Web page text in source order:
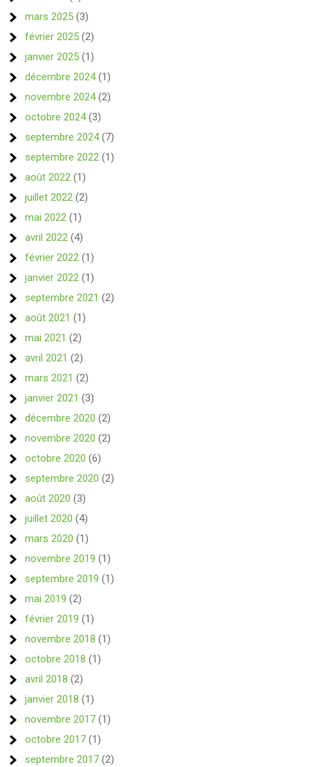
mars 2025 (3)
février 2025 (2)
janvier 2025 (1)
décembre 2024(1)
novembre 2024(2)
octobre 2024(3)
septembre 2024(7)
septembre 2022 (1)
août 2022 (1)
juillet 2022 (2)
mai 2022 (1)
avril 2022 (4)
février 2022 (1)
janvier 2022 (1)
septembre 2021 (2)
août 2021 (1)
mai 2021 (2)
avril 2021 (2)
mars 2021 (2)
janvier 2021 (3)
décembre 2020 (2)
novembre 2020 (2)
octobre 2020 (6)
septembre 2020 (2)
août 2020 (3)
juillet 2020 (4)
mars 2020 (1)
novembre 2019 (1)
septembre 2019 (1)
mai 2019 (2)
février 2019 (1)
novembre 2018 (1)
octobre 2018 (1)
avril 2018 (2)
janvier 2018 (1)
novembre 2017 (1)
octobre 2017 (1)
septembre 2017 (2)